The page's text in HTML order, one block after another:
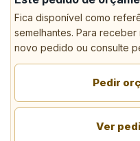
Fica disponível como
semelhantes. Para
novo pedido ou consulte
Pedir
Ver